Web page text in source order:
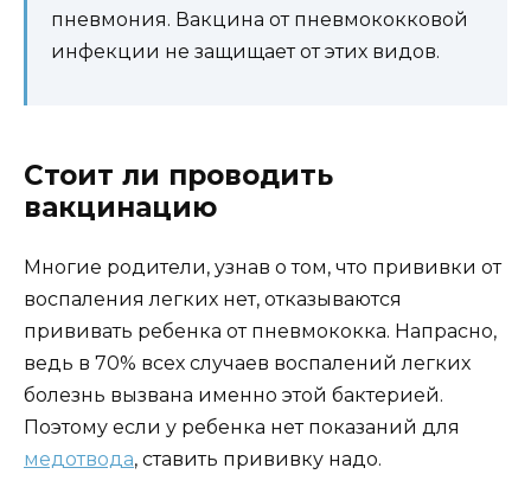
пневмония. Вакцина от пневмококковой
инфекции не защищает от этих видов.
Стоит ли проводить
вакцинацию
Многие родители, узнав о том, что прививки от
воспаления легких нет, отказываются
прививать ребенка от пневмококка. Напрасно,
ведь в 70% всех случаев воспалений легких
болезнь вызвана именно этой бактерией.
Поэтому если у ребенка нет показаний для
медотвода, ставить прививку надо.